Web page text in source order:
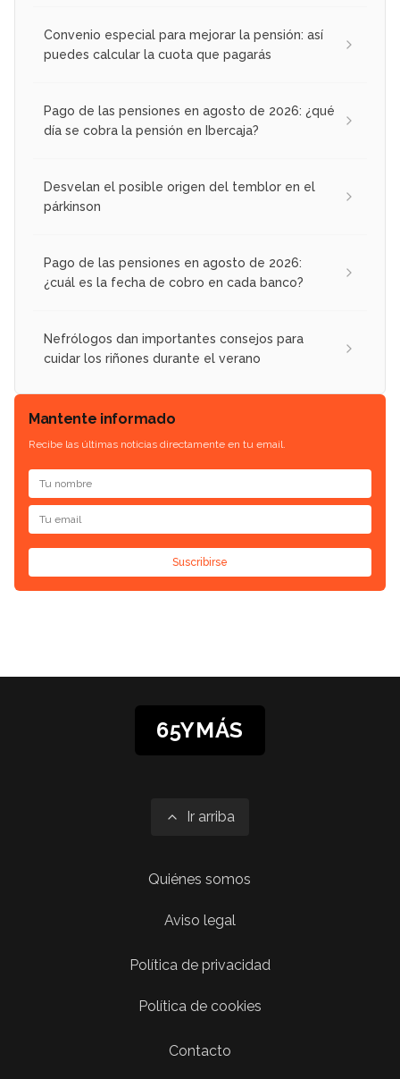
Convenio especial para mejorar la pensión: así
puedes calcular la cuota que pagarás
Pago de las pensiones en agosto de 2026: ¿qué
día se cobra la pensión en Ibercaja?
Desvelan el posible origen del temblor en el
párkinson
Pago de las pensiones en agosto de 2026:
¿cuál es la fecha de cobro en cada banco?
Nefrólogos dan importantes consejos para
cuidar los riñones durante el verano
Mantente informado
Recibe las últimas noticias directamente en tu email.
Suscribirse
65YMÁS
Ir arriba
Quiénes somos
Aviso legal
Política de privacidad
Política de cookies
Contacto